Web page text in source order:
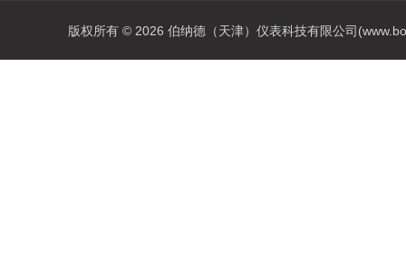
版权所有 © 2026 伯纳德（天津）仪表科技有限公司